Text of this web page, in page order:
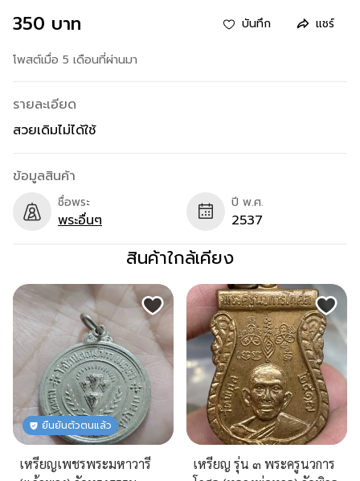
350 บาท
บันทึก แชร์
โพสต์เมื่อ 5 เดือนที่ผ่านมา
รายละเอียด
สวยเดิมไม่ได้ใช้
ข้อมูลสินค้า
ชื่อพระ
พระอื่นๆ
ปี พ.ศ.
2537
สินค้าใกล้เคียง
ยืนยันตัวตนแล้ว
เหรียญเพชรพระมหาวารี
เหรียญ รุ่น ๓ พระครูนวการ